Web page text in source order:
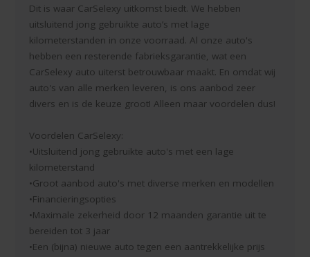
Dit is waar CarSelexy uitkomst biedt. We hebben
uitsluitend jong gebruikte auto’s met lage
kilometerstanden in onze voorraad. Al onze auto's
hebben een resterende fabrieksgarantie, wat een
CarSelexy auto uiterst betrouwbaar maakt. En omdat wij
auto's van alle merken leveren, is ons aanbod zeer
divers en is de keuze groot! Alleen maar voordelen dus!
Voordelen CarSelexy:
•Uitsluitend jong gebruikte auto's met een lage
kilometerstand
•Groot aanbod auto's met diverse merken en modellen
•Financieringsopties
•Maximale zekerheid door 12 maanden garantie uit te
bereiden tot 3 jaar
•Een (bijna) nieuwe auto tegen een aantrekkelijke prijs